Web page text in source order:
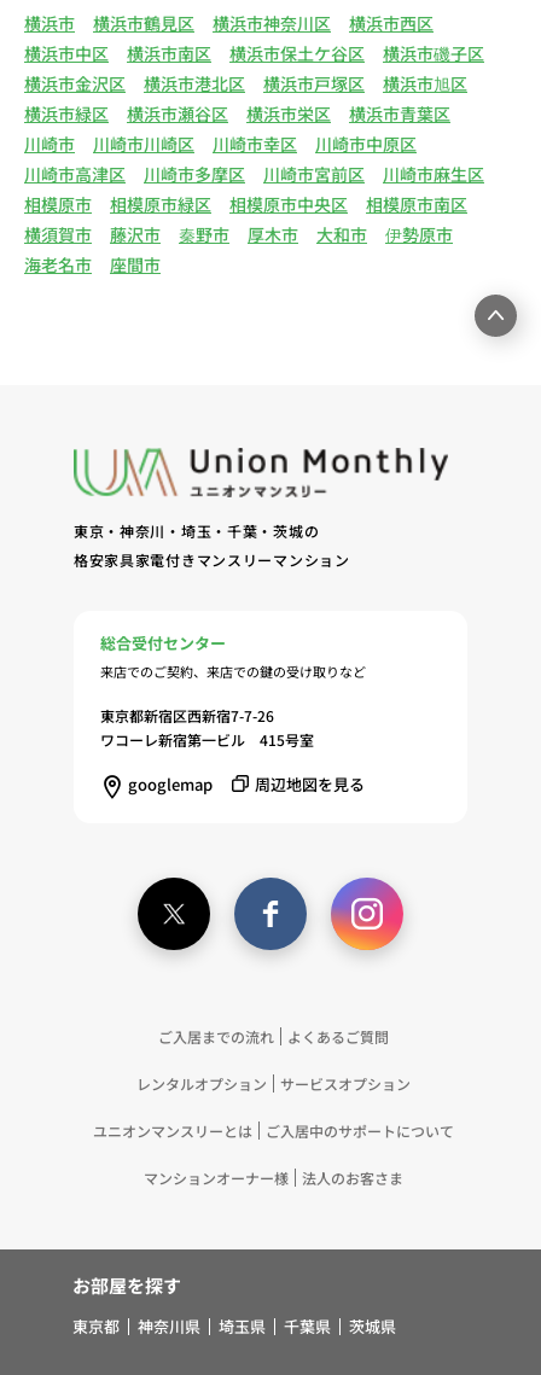
リー物件の紹介、利用契約に関する連絡、利用契約
の締結、履行。（2）弊社の他のマンスリー物件お
よびサービスの紹介ならびにお客様・オーナー様に
とって有用と思われる弊社提携先の商品・サービス
等を紹介するためのダイレクトメール、住環境向上
のためのアンケート等の発送（3）賃貸事業におけ
る情報・サービスを提供するための郵便物、電話、
電子メールまたは訪問等による営業活動（4）不動
産物件の紹介・賃貸借契約・サブリース契約等の締
結、履行および契約管理、契約後管理（5）弊社ホ
守、管理（9）サービスの改善のためおよびサービ
スの企画、研究および開発のため（10）本ポリシー
する情報等の個人情報について、調査・分析会社、
アフィリエーター、SNS事業者、広告関係会社、広
に保有する個人情報と当社から取得する個人情報を
突合して、お客様の当ウェブサイトの利用履歴等の
調査・分析、広告の効果測定およびその結果を利用
し、興味関心・嗜好に応じたサービスに関する広告
（11）本ポリシーへの同意に基づき、提携事業者等
記載の目的で利用するため（12）本ポリシーへの同
意に基づき、提携事業者等が取得した個人関連情報
の提供を受け、当社が既に有している個人情報を突
ービス、マーケティング活動、お問い合わせ対応お
5.お客様・オーナー様の個人情報の第三者への提
取り扱う個人情報を、あらかじめお客様およびオー
ナー様の同意を得ないで、第三者に提供いたしませ
生の向上または児童の健全な育成の推進のために特
に必要がある場合であって、お客様の同意を得るこ
横浜市 横浜市鶴見区 横浜市神奈川区
横浜市西区
横浜市中区
横浜市南区 横浜市保土ケ谷区
横浜市磯子区
横浜市金沢区
横浜市港北区 横浜市戸塚区
横浜市旭区
横浜市緑区
横浜市瀬谷区 横浜市栄区
横浜市青葉区
川崎市
川崎市川崎区 川崎市幸区
川崎市中原区
川崎市高津区
川崎市多摩区 川崎市宮前区
川崎市麻生区
相模原市
相模原市緑区 相模原市中央区
相模原市南区
横須賀市
藤沢市 秦野市 厚木市 大和市
伊勢原市
海老名市
座間市
東京・神奈川・埼玉・千葉・茨城の
格安家具家電付きマンスリーマンション
総合受付センター
来店でのご契約、来店での鍵の受け取りなど
東京都新宿区西新宿7-7-26
ワコーレ新宿第一ビル 415号室
googlemap 周辺地図を見る
ご入居までの流れ よくあるご質問
レンタルオプション サービスオプション
ユニオンマンスリーとは ご入居中のサポートについて
マンションオーナー様 法人のお客さま
お部屋を探す
東京都 神奈川県 埼玉県 千葉県 茨城県